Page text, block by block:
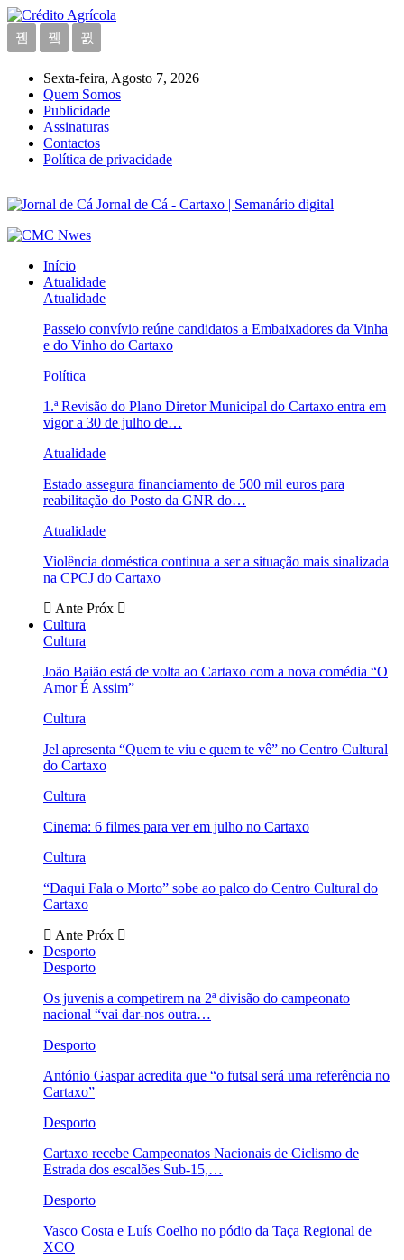
Sexta-feira, Agosto 7, 2026
Quem Somos
Publicidade
Assinaturas
Contactos
Política de privacidade
Jornal de Cá - Cartaxo | Semanário digital
Início
Atualidade
Atualidade
Passeio convívio reúne candidatos a Embaixadores da Vinha
e do Vinho do Cartaxo
Política
1.ª Revisão do Plano Diretor Municipal do Cartaxo entra em
vigor a 30 de julho de…
Atualidade
Estado assegura financiamento de 500 mil euros para
reabilitação do Posto da GNR do…
Atualidade
Violência doméstica continua a ser a situação mais sinalizada
na CPCJ do Cartaxo
Ante Próx
Cultura
Cultura
João Baião está de volta ao Cartaxo com a nova comédia “O
Amor É Assim”
Cultura
Jel apresenta “Quem te viu e quem te vê” no Centro Cultural
do Cartaxo
Cultura
Cinema: 6 filmes para ver em julho no Cartaxo
Cultura
“Daqui Fala o Morto” sobe ao palco do Centro Cultural do
Cartaxo
Ante Próx
Desporto
Desporto
Os juvenis a competirem na 2ª divisão do campeonato
nacional “vai dar-nos outra…
Desporto
António Gaspar acredita que “o futsal será uma referência no
Cartaxo”
Desporto
Cartaxo recebe Campeonatos Nacionais de Ciclismo de
Estrada dos escalões Sub-15,…
Desporto
Vasco Costa e Luís Coelho no pódio da Taça Regional de
XCO